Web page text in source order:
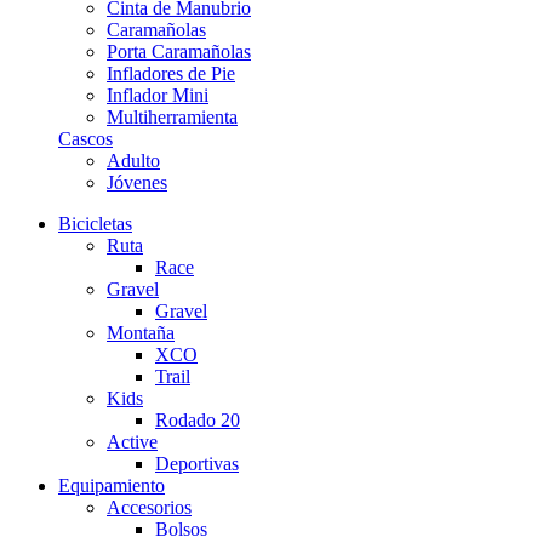
Cinta de Manubrio
Caramañolas
Porta Caramañolas
Infladores de Pie
Inflador Mini
Multiherramienta
Cascos
Adulto
Jóvenes
Bicicletas
Ruta
Race
Gravel
Gravel
Montaña
XCO
Trail
Kids
Rodado 20
Active
Deportivas
Equipamiento
Accesorios
Bolsos